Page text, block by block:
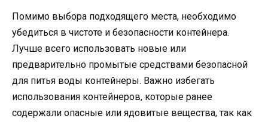
Помимо выбора подходящего места, необходимо
убедиться в чистоте и безопасности контейнера.
Лучше всего использовать новые или
предварительно промытые средствами безопасной
для питья воды контейнеры. Важно избегать
использования контейнеров, которые ранее
содержали опасные или ядовитые вещества, так как